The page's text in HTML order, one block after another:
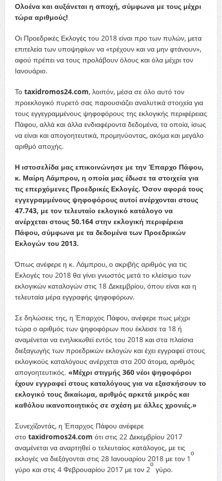
Ολοένα και αυξάνεται η αποχή, σύμφωνα με τους μέχρι
τώρα αριθμούς!
Οι Προεδρικές Εκλογές του 2018 είναι προ των πυλών, μετα
επιτελεία των υποψηφίων να «τρέχουν και να μην φτάνουν»,
αφού πρέπει να τους προλάβουν όλους και όλα μέχρι τον
Ιανουάριο.
Το taxidromos24.com, λοιπόν, μέσα σε όλο αυτό τον
προεκλογικό πυρετό σας παρουσιάζει αναλυτικά στοιχεία για
τους εγγεγραμμένους ψηφοφόρους της εκλογικής περιφέρειας
Πάφου, αλλά και άλλα ενδιαφέροντα δεδομένα, τα οποία, ίσως
να είναι και απογοητευτικά, προμηνύοντας, ακόμα και μεγάλο
αριθμό αποχής.
Η ιστοσελίδα μας επικοινώνησε με την Έπαρχο Πάφου,
κ. Μαίρη Λάμπρου, η οποία μας έδωσε τα στοιχεία για
τις επερχόμενες Προεδρικές Εκλογές. Όσον αφορά τους
εγγεγραμμένους ψηφοφόρους αυτοί ανέρχονται στους
47.743, με τον τελευταίο εκλογικό κατάλογο να
ανέρχεται στους 50.164 στην εκλογική περιφέρεια
Πάφου, σύμφωνα με τα δεδομένα των Προεδρικών
Εκλογών του 2013.
Όπως ανέφερε η κ. Λάμπρου, ο ακριβής αριθμός για τις
Εκλογές του 2018 θα γίνει γνωστός μετά το κλείσιμο των
εκλογικών καταλογών στις 18 Δεκεμβρίου, όπου είναι και η
τελευταία μέρα εγγραφής ψηφοφόρων.
Σε δηλώσεις της, η Έπαρχος Πάφου, ανέφερε πως μέχρι
τώρα ο αριθμός των ψηφοφόρων που έκλεισε τα 18 ή
αναμένεται να ενηλικιωθεί εντός του 2018 και στα πλαίσια
διεξαγωγής των προεδρικών εκλογών και έχει εγγραφεί στους
εκλογικούς καταλόγους ανέρχεται στα 200 άτομα, αριθμός
απογοητευτικός. «Μέχρι στιγμής 360 νέοι ψηφοφόροι
έχουν εγγραφεί στους καταλόγους για να εξασκήσουν το
εκλογικό τους δικαίωμα, αριθμός αρκετά μικρός και
καθόλου ικανοποιητικός σε σχέση με άλλες χρονιές.»
Συνεχίζοντάς, η Έπαρχος Πάφου ανέφερε
στο taxidromos24.com ότι στις 22 Δεκεμβρίου 2017
αναμένεται να αναρτηθεί ο τελευταίος κατάλογος, με τις
εκλογές να διεξάγονται στις 28 Ιανουαρίου 2018 με τον 1
ο
γύρο και στις 4 Φεβρουαρίου 2017 με τον 2
ο
γύρο.